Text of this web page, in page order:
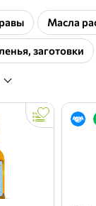
Масла
заготовки